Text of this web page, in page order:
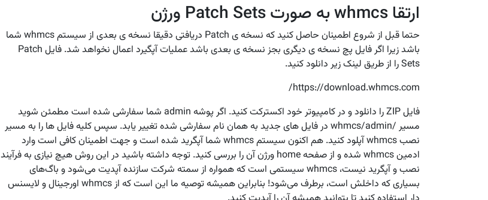
ارتقا whmcs به صورت Patch Sets ورژن
حتما قبل از شروع اطمینان حاصل کنید که نسخه ی Patch دریافتی دقیقا نسخه ی بعدی از سیستم whmcs شما
باشد زیرا اگر فایل پچ نسخه ی دیگری بجز نسخه ی بعدی باشد عملیات آپگیرد اعمال نخواهد شد. فایل Patch
Sets را از طریق لینک زیر دانلود کنید.
https://download.whmcs.com/
فایل ZIP را دانلود و در کامپیوتر خود اکسترکت کنید. اگر پوشه admin شما سفارشی شده است مطمئن شوید
مسیر /whmcs/admin در فایل های جدید به همان نام سفارشی شده تغییر یابد. سپس کلیه فایل ها را به مسیر
نصب whmcs آپلود کنید. هم اکنون سیستم whmcs شما آپگرید شده است و جهت اطمینان کافی است وارد
ادمین whmcs شده و از صفحه home ورژن آن را بررسی کنید. توجه داشته باشید در این روش هیچ نیازی به فرآیند
نصب و آپگرید نیست، whmcs سیستمی است که همواره از سمته شرکت سازنده آپدیت می‌شود و باگ‌های
بسیاری که داخلش است، برطرف می‌شود! بنابراین همیشه توصیه ما این است که از whmcs اورجینال و لایسنس